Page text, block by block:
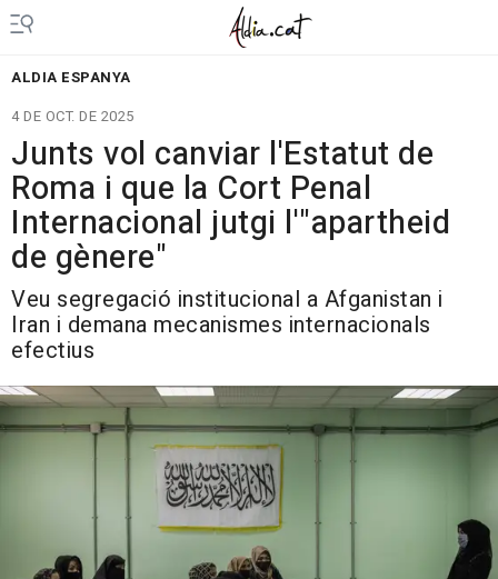
ALDIA ESPANYA
4 DE OCT. DE 2025
Junts vol canviar l'Estatut de
Roma i que la Cort Penal
Internacional jutgi l'"apartheid
de gènere"
Veu segregació institucional a Afganistan i
Iran i demana mecanismes internacionals
efectius